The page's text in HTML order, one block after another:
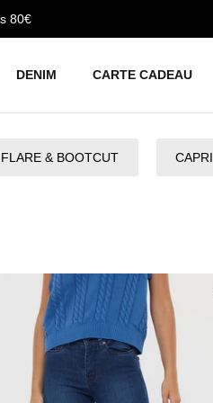
80€
DENIM CARTE CADEAU
FLARE & BOOTCUT CAPRI